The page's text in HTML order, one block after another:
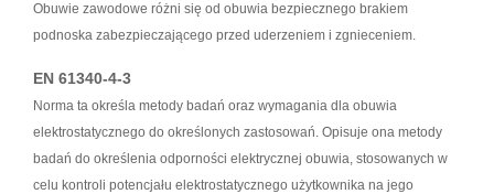
Obuwie zawodowe różni się od obuwia bezpiecznego brakiem
podnoska zabezpieczającego przed uderzeniem i zgnieceniem.
EN 61340-4-3
Norma ta określa metody badań oraz wymagania dla obuwia
elektrostatycznego do określonych zastosowań. Opisuje ona metody
badań do określenia odporności elektrycznej obuwia, stosowanych w
celu kontroli potencjału elektrostatycznego użytkownika na jego